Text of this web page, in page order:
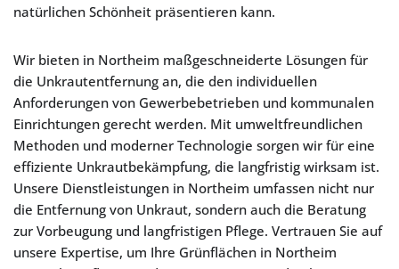
natürlichen Schönheit präsentieren kann.
Wir bieten in Northeim maßgeschneiderte Lösungen für
die Unkrautentfernung an, die den individuellen
Anforderungen von Gewerbebetrieben und kommunalen
Einrichtungen gerecht werden. Mit umweltfreundlichen
Methoden und moderner Technologie sorgen wir für eine
effiziente Unkrautbekämpfung, die langfristig wirksam ist.
Unsere Dienstleistungen in Northeim umfassen nicht nur
die Entfernung von Unkraut, sondern auch die Beratung
zur Vorbeugung und langfristigen Pflege. Vertrauen Sie auf
unsere Expertise, um Ihre Grünflächen in Northeim